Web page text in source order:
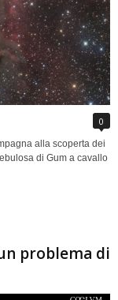
0
alla scoperta dei
di Gum a cavallo
problema di